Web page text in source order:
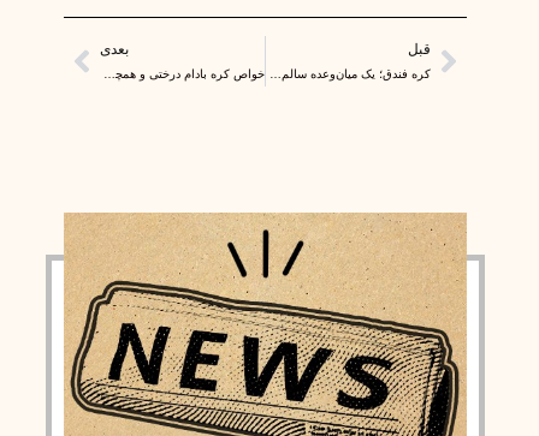
قبلی
قبل بعدی
خواص کره بادام درختی و همچنین مضرات آن
بعدی